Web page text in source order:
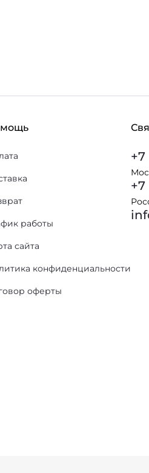
работы
сайта
конфиденциальности
оферты
+7
+7